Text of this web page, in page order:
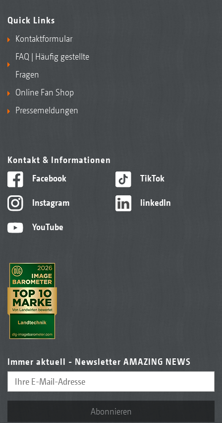
Quick Links
Kontaktformular
FAQ | Häufig gestellte
Fragen
Online Fan Shop
Pressemeldungen
Kontakt & Informationen
Facebook
Instagram
YouTube
TikTok
linkedIn
Immer aktuell - Newsletter AMAZING NEWS
Abonnieren